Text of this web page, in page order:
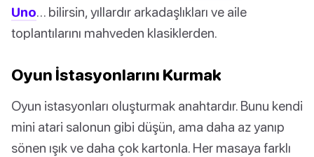
Uno… bilirsin, yıllardır arkadaşlıkları ve aile
toplantılarını mahveden klasiklerden.
Oyun İstasyonlarını Kurmak
Oyun istasyonları oluşturmak anahtardır. Bunu kendi
mini atari salonun gibi düşün, ama daha az yanıp
sönen ışık ve daha çok kartonla. Her masaya farklı